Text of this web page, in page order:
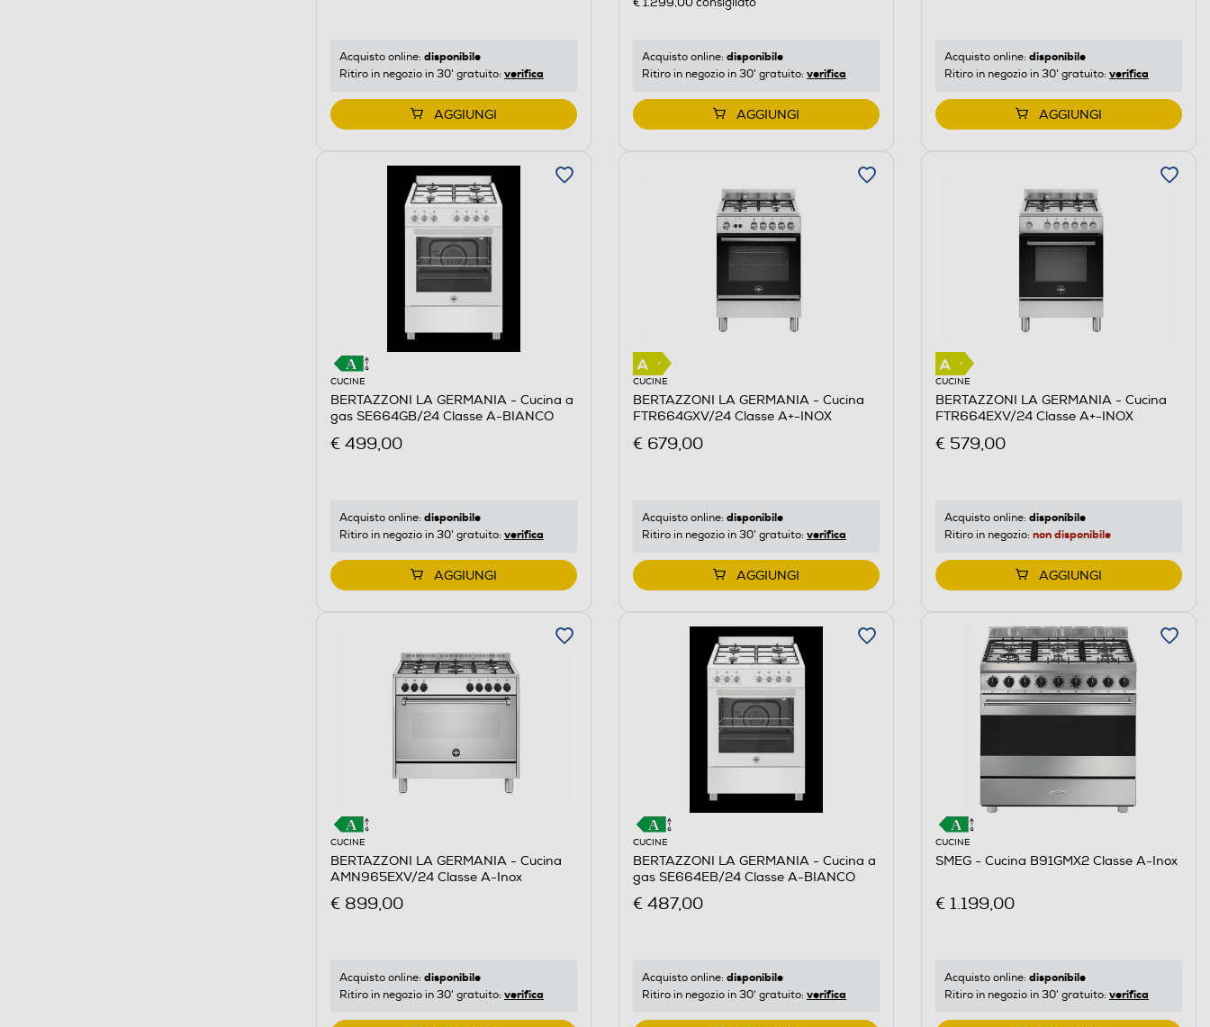
Acquisto online: disponibile
Ritiro in negozio in 30' gratuito: verifica
AGGIUNGI
€ 1.299,00consigliato
Acquisto online: disponibile
Ritiro in negozio in 30' gratuito: verifica
AGGIUNGI
Acquisto online: disponibile
Ritiro in negozio in 30' gratuito: verifica
AGGIUNGI
CUCINE
BERTAZZONI LA GERMANIA - Cucina a
gas SE664GB/24 Classe A-BIANCO
€ 499,00
Acquisto online: disponibile
Ritiro in negozio in 30' gratuito: verifica
AGGIUNGI
CUCINE
BERTAZZONI LA GERMANIA - Cucina
FTR664GXV/24 Classe A+-INOX
€ 679,00
Acquisto online: disponibile
Ritiro in negozio in 30' gratuito: verifica
AGGIUNGI
CUCINE
BERTAZZONI LA GERMANIA - Cucina
FTR664EXV/24 Classe A+-INOX
€ 579,00
Acquisto online: disponibile
Ritiro in negozio: non disponibile
AGGIUNGI
CUCINE
BERTAZZONI LA GERMANIA - Cucina
AMN965EXV/24 Classe A-Inox
€ 899,00
Acquisto online: disponibile
Ritiro in negozio in 30' gratuito: verifica
CUCINE
BERTAZZONI LA GERMANIA - Cucina a
gas SE664EB/24 Classe A-BIANCO
€ 487,00
Acquisto online: disponibile
Ritiro in negozio in 30' gratuito: verifica
CUCINE
SMEG - Cucina B91GMX2 Classe A-Inox
€ 1.199,00
Acquisto online: disponibile
Ritiro in negozio in 30' gratuito: verifica